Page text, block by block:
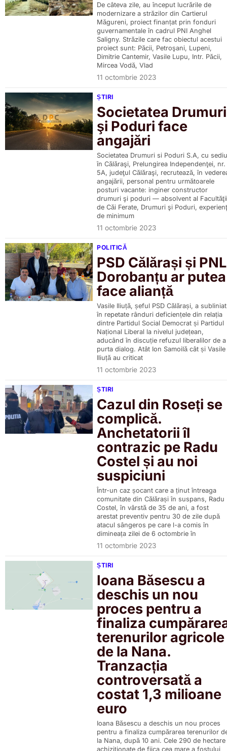
De câteva zile, au început lucrările de
modernizare a străzilor din Cartierul
Măgureni, proiect finanțat prin fonduri
guvernamentale în cadrul PNI Anghel
Saligny. Străzile care fac obiectul acestui
proiect sunt: Păcii, Petroşani, Lupeni,
Dimitrie Cantemir, Vasile Lupu, Intr. Păcii,
Mircea Vodă, Vlad
11 octombrie 2023
ȘTIRI
Societatea Drumuri
şi Poduri face
angajări
Societatea Drumuri si Poduri S.A, cu
în Călăraşi, Prelungirea Independenţei, nr.
5A, judeţul Călăraşi, recrutează, în
angajării, personal pentru următoarele
posturi vacante: inginer constructor
drumuri şi poduri — absolvent al
de Căi Ferate, Drumuri şi Poduri,
de minimum
11 octombrie 2023
POLITICĂ
PSD Călărași și PNL
Dorobanțu ar putea
face alianță
Vasile Iliuță, șeful PSD Călărași, a subliniat
în repetate rânduri deficiențele din relația
dintre Partidul Social Democrat și Partidul
Național Liberal la nivelul județean,
aducând în discuție refuzul liberalilor de a
purta dialog. Atât Ion Samoilă cât și Vasile
Iliuță au criticat
11 octombrie 2023
ȘTIRI
Cazul din Roseți se
complică.
Anchetatorii îl
contrazic pe Radu
Costel și au noi
suspiciuni
Într-un caz șocant care a ținut întreaga
comunitate din Călărași în suspans, Radu
Costel, în vârstă de 35 de ani, a fost
arestat preventiv pentru 30 de zile după
atacul sângeros pe care l-a comis în
dimineața zilei de 6 octombrie în
11 octombrie 2023
ȘTIRI
Ioana Băsescu a
deschis un nou
proces pentru a
finaliza
terenurilor agricole
de la Nana.
Tranzacția
controversată a
costat 1,3 milioane
euro
Ioana Băsescu a deschis un nou proces
pentru a finaliza cumpărarea terenurilor
la Nana, după 10 ani. Cele 290 de hectare
achiziționate de fiica cea mare a fostului